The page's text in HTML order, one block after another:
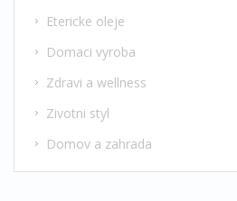
Etericke oleje
Domaci vyroba
Zdravi a wellness
Zivotni styl
Domov a zahrada